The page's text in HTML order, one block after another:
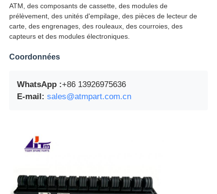
ATM, des composants de cassette, des modules de
prélèvement, des unités d'empilage, des pièces de lecteur de
carte, des engrenages, des rouleaux, des courroies, des
capteurs et des modules électroniques.
Coordonnées
WhatsApp :+86 13926975636
E-mail: sales@atmpart.com.cn